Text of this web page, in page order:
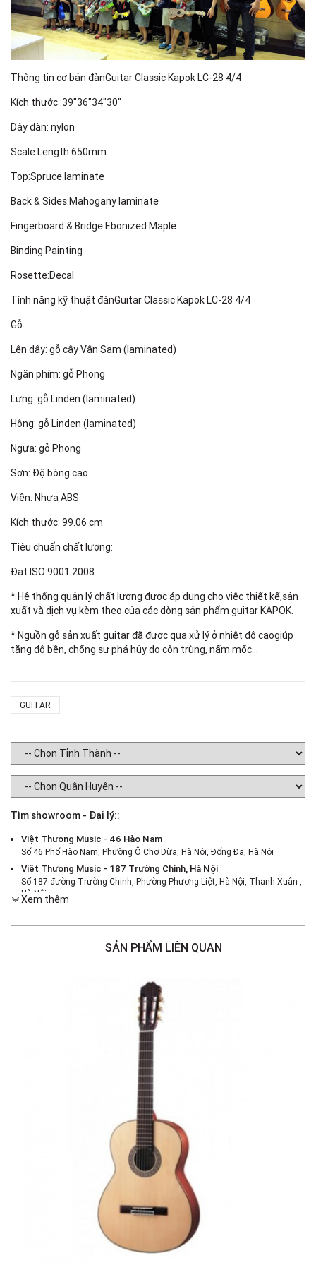
Thông tin cơ bản đànGuitar Classic Kapok LC-28 4/4
Kích thước :39"36"34"30"
Dây đàn: nylon
Scale Length:650mm
Top:Spruce laminate
Back & Sides:Mahogany laminate
Fingerboard & Bridge:Ebonized Maple
Binding:Painting
Rosette:Decal
Tính năng kỹ thuật đànGuitar Classic Kapok LC-28 4/4
Gỗ:
Lên dây: gỗ cây Vân Sam (laminated)
Ngăn phím: gỗ Phong
Lưng: gỗ Linden (laminated)
Hông: gỗ Linden (laminated)
Ngựa: gỗ Phong
Sơn: Độ bóng cao
Viền: Nhựa ABS
Kích thước: 99.06 cm
Tiêu chuẩn chất lượng:
Đạt ISO 9001:2008
* Hệ thống quản lý chất lượng được áp dụng cho việc thiết kế,sản
xuất và dịch vụ kèm theo của các dòng sản phẩm guitar KAPOK.
* Nguồn gỗ sản xuất guitar đã được qua xử lý ở nhiệt độ caogiúp
tăng độ bền, chống sự phá hủy do côn trùng, nấm mốc…
GUITAR
Tìm showroom - Đại lý::
Việt Thương Music - 46 Hào Nam
Số 46 Phố Hào Nam, Phường Ô Chợ Dừa, Hà Nội, Đống Đa, Hà Nội
Việt Thương Music - 187 Trường Chinh, Hà Nội
Số 187 đường Trường Chinh, Phường Phương Liệt, Hà Nội, Thanh Xuân ,
Hà Nội
Việt Thương Music - 180 Võ Thị Sáu
Việt Thương Music - 442 Lũy Bán Bích
442 Lũy Bán Bích, Phường Tân Phú, TPHCM, Quận Tân Phú, Hồ Chí Minh
Việt Thương Music - 12 Quốc Hương
Tầng G, Tòa nhà Thảo Điền Pearl, 12 Quốc Hương, Phường An Khánh,
Việt Thương Music - Phường Gò Vấp
11 Đường số 3, Khu dân cư Cityland Park Hill, Phường Gò Vấp, TPHCM,
Việt Thương Music - Crescent Mall
6F-01 Tầng 6 Trung Tâm Thương Mại Crescent Mall, 101 Tôn Dật Tiên,
Phường Tân Mỹ, TPHCM, Quận 7, Hồ Chí Minh
Việt Thương Music - Thanh Khê
344 Nguyễn Văn Linh, Phường Thanh Khê, Đà Nẵng, Thanh Khê, Đà Nẵng
Việt Thương Music - 369 Điện Biên Phủ
369 Điện Biên Phủ, Phường Bàn Cờ, TPHCM, Quận 3, Hồ Chí Minh
Việt Thương Music - 357 Cộng Hòa
357 Cộng Hòa, Phường Tân Bình, TPHCM, Quận Tân Bình, Hồ Chí Minh
Việt Thương Music - Vincom Lê Văn Việt
Lô L3-05C, Tầng 3, Trung Tâm Thương Mại Vincom Plaza, Số 50, Đường
Lê Văn Việt, Phường Tăng Nhơn Phú, TPHCM, Quận 9, Hồ Chí Minh
Xem thêm
SẢN PHẨM LIÊN QUAN